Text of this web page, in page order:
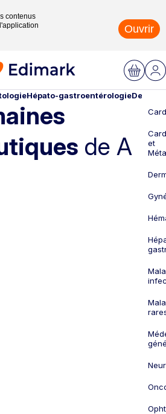
contenus
Ouvrir
Hépato-gastroentérologie
de A
et